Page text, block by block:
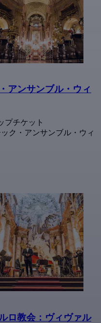
アンサンブル・ウィ
プチケット
ク・アンサンブル・ウィ
ロ教会：ヴィヴァル